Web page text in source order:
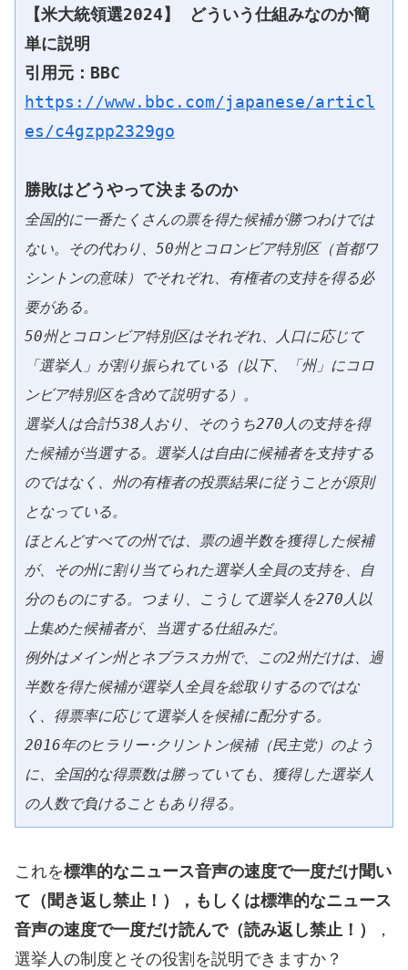
【米大統領選2024】 どういう仕組みなのか簡
単に説明
https://www.bbc.com/japanese/articl
es/c4gzpp2329go
勝敗はどうやって決まるのか
全国的に一番たくさんの票を得た候補が勝つわけでは
ない。その代わり、50州とコロンビア特別区（首都ワ
シントンの意味）でそれぞれ、有権者の支持を得る必
要がある。
50州とコロンビア特別区はそれぞれ、人口に応じて
「選挙人」が割り振られている（以下、「州」にコロ
ンビア特別区を含めて説明する）。
選挙人は合計538人おり、そのうち270人の支持を得
た候補が当選する。選挙人は自由に候補者を支持する
のではなく、州の有権者の投票結果に従うことが原則
となっている。
ほとんどすべての州では、票の過半数を獲得した候補
が、その州に割り当てられた選挙人全員の支持を、自
分のものにする。つまり、こうして選挙人を270人以
上集めた候補者が、当選する仕組みだ。
例外はメイン州とネブラスカ州で、この2州だけは、過
半数を得た候補が選挙人全員を総取りするのではな
く、得票率に応じて選挙人を候補に配分する。
2016年のヒラリー･クリントン候補（民主党）のよう
に、全国的な得票数は勝っていても、獲得した選挙人
の人数で負けることもあり得る。
これを標準的なニュース音声の速度で一度だけ聞い
て（聞き返し禁止！），もしくは標準的なニュース
音声の速度で一度だけ読んで（読み返し禁止！）
，
選挙人の制度とその役割を説明できますか？